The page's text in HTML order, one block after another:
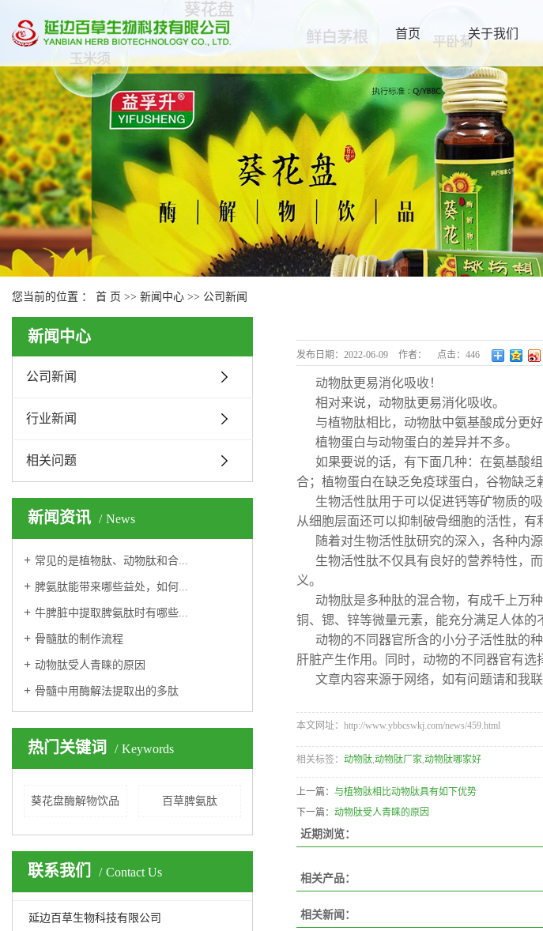
首页 关于我们
您当前的位置 ： 首 页 >> 新闻中心 >> 公司新闻
新闻中心
公司新闻
行业新闻
相关问题
新闻资讯 News
常见的是植物肽、动物肽和合...
脾氨肽能带来哪些益处，如何...
牛脾脏中提取脾氨肽时有哪些...
骨髓肽的制作流程
动物肽受人青睐的原因
骨髓中用酶解法提取出的多肽
热门关键词 Keywords
葵花盘酶解物饮品 百草脾氨肽
联系我们 Contact Us
延边百草生物科技有限公司
发布日期： 2022-06-09 作者： 点击： 446
动物肽更易消化吸收！
相对来说，动物肽更易消化吸收。
与植物肽相比，动物肽中氨基酸成分更
植物蛋白与动物蛋白的差异并不多。
如果要说的话，有下面几种：在氨基酸
合；植物蛋白在缺乏免疫球蛋白，谷物缺乏
生物活性肽用于可以促进钙等矿物质的
从细胞层面还可以抑制破骨细胞的活性，有
随着对生物活性肽研究的深入，各种内
生物活性肽不仅具有良好的营养特性，
义。
动物肽是多种肽的混合物，有成千上万
铜、锶、锌等微量元素，能充分满足人体的
动物的不同器官所含的小分子活性肽的
肝脏产生作用。同时，动物的不同器官有选
文章内容来源于网络，如有问题请和我联
本文网址：http://www.ybbcswkj.com/news/459.html
相关标签： 动物肽,动物肽厂家,动物肽哪家好
上一篇： 与植物肽相比动物肽具有如下优势
下一篇： 动物肽受人青睐的原因
近期浏览：
相关产品：
相关新闻：